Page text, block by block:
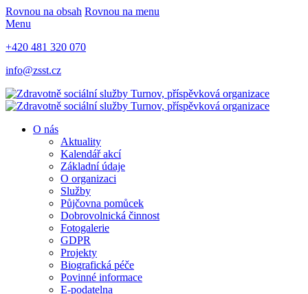
Rovnou na obsah Rovnou na menu
Menu
+420 481 320 070
info@zsst.cz
O nás
Aktuality
Kalendář akcí
Základní údaje
O organizaci
Služby
Půjčovna pomůcek
Dobrovolnická činnost
Fotogalerie
GDPR
Projekty
Biografická péče
Povinné informace
E-podatelna